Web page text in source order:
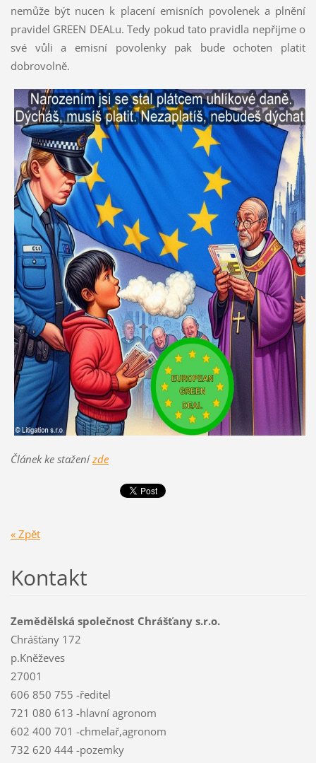
nemůže být nucen k placení emisních povolenek a plnění
pravidel GREEN DEALu. Tedy pokud tato pravidla nepřijme o
své vůli a emisní povolenky pak bude ochoten platit
dobrovolně.
Článek ke staženízde
« Zpět
Kontakt
Zemědělská společnost Chrášťany s.r.o.
Chrášťany 172
p.Kněževes
27001
606 850 755 -ředitel
721 080 613 -hlavní agronom
602 400 701 -chmelař,agronom
732 620 444 -pozemky